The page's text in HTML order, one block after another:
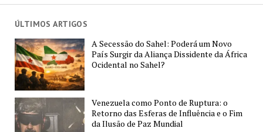
a
Política
de
“Prosperidade
Comum”
da
China
Como
ÚLTIMOS ARTIGOS
A Secessão do Sahel: Poderá um Novo
País Surgir da Aliança Dissidente da África
Ocidental no Sahel?
Venezuela como Ponto de Ruptura: o
Retorno das Esferas de Influência e o Fim
da Ilusão de Paz Mundial